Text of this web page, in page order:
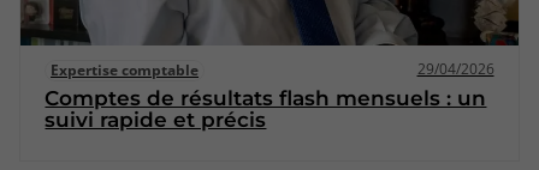
Expertise comptable 29/04/2026
Comptes de résultats flash mensuels : un
suivi rapide et précis